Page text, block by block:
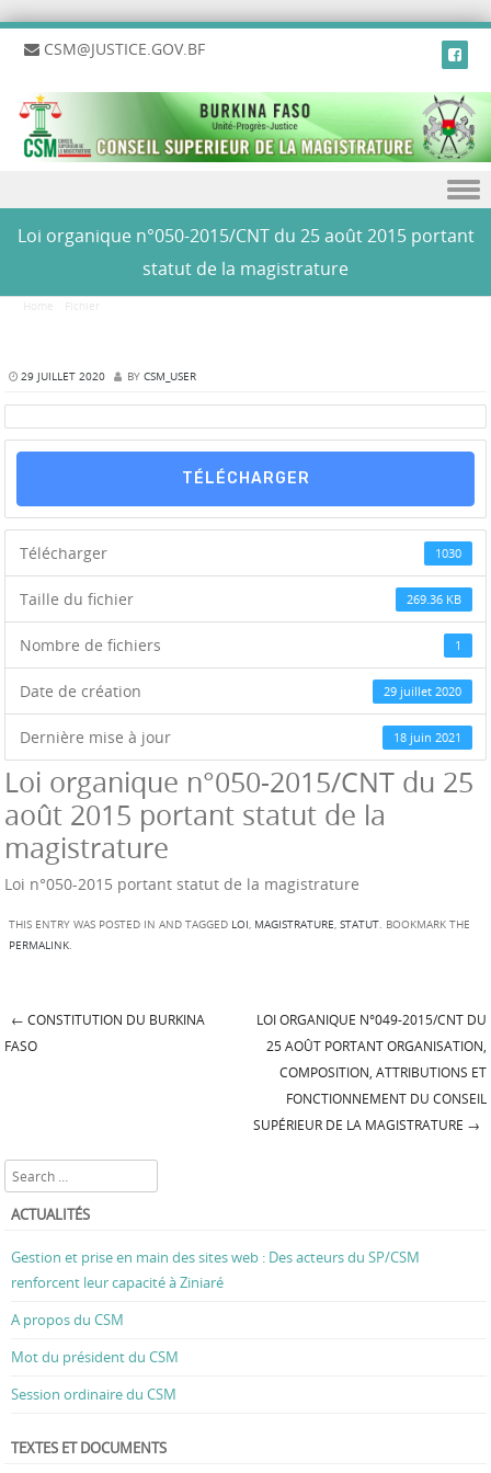
CSM@JUSTICE.GOV.BF
Loi organique n°050-2015/CNT du 25 août 2015 portant
statut de la magistrature
Home Fichier
29 JUILLET 2020 BY CSM_USER
TÉLÉCHARGER
Télécharger 1030
Taille du fichier 269.36 KB
Nombre de fichiers 1
Date de création 29 juillet 2020
Dernière mise à jour 18 juin 2021
Loi organique n°050-2015/CNT du 25
août 2015 portant statut de la
magistrature
Loi n°050-2015 portant statut de la magistrature
THIS ENTRY WAS POSTED IN AND TAGGED LOI, MAGISTRATURE, STATUT. BOOKMARK THE
PERMALINK.
Post navigation
← CONSTITUTION DU BURKINA
FASO
LOI ORGANIQUE N°049-2015/CNT DU
25 AOÛT PORTANT ORGANISATION,
COMPOSITION, ATTRIBUTIONS ET
FONCTIONNEMENT DU CONSEIL
SUPÉRIEUR DE LA MAGISTRATURE →
Search
ACTUALITÉS
Gestion et prise en main des sites web : Des acteurs du SP/CSM
renforcent leur capacité à Ziniaré
A propos du CSM
Mot du président du CSM
Session ordinaire du CSM
TEXTES ET DOCUMENTS